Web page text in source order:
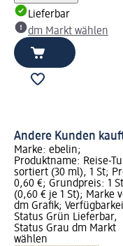
Lieferbar
dm Markt wählen
Andere Kunden
Marke: ebelin;
Produktname: Reise-
sortiert (30 ml), 1 St;
0,60 €; Grundpreis: 1 St
(0,60 € je 1 St); Marke
dm Grafik;
Status Grün Lieferbar,
Status Grau dm Markt
wählen